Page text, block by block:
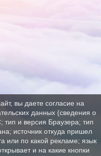
вы даете согласие на
данных (сведения о
и версия Браузера; тип
источник откуда пришел
или по какой рекламе; язык
и на какие кнопки